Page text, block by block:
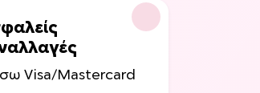
Visa/Mastercard